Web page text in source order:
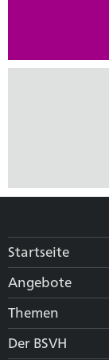
Startseite
Angebote
Themen
Der BSVH